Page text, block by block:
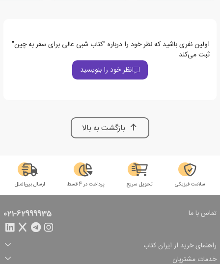
اولین نفری باشید که نظر خود را درباره "کتاب شبی عالی برای سفر به چین"
ثبت می‌کند
نظر خود را بنویسید
بازگشت به بالا
سلامت فیزیکی تحویل سریع پرداخت در 4 قسط ارسال بین‌الملل
تماس با ما 021-62999935
راهنمای خرید از ایران کتاب
ثبت سفارش
شرایط ارسال سفارش
شیوه پرداخت
تخفیف‌های خرید
خدمات مشتریان